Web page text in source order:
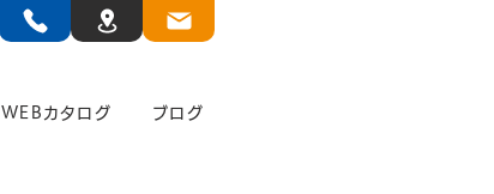
WEBカタログ ブログ